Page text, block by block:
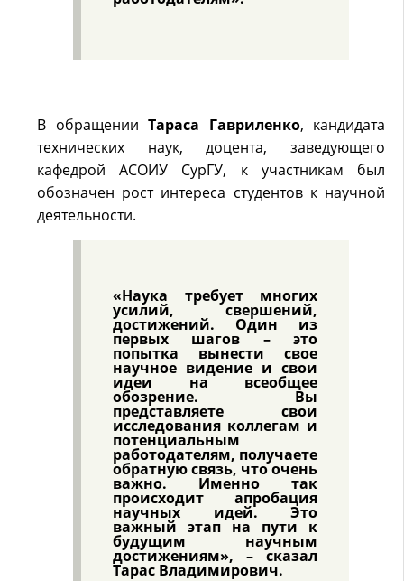
В обращении Тараса Гавриленко, кандидата
технических наук, доцента, заведующего
кафедрой АСОИУ СурГУ, к участникам был
обозначен рост интереса студентов к научной
деятельности.
«Наука требует многих
усилий, свершений,
достижений. Один из
первых шагов – это
попытка вынести свое
научное видение и свои
идеи на всеобщее
обозрение. Вы
представляете свои
исследования коллегам и
потенциальным
работодателям, получаете
обратную связь, что очень
важно. Именно так
происходит апробация
научных идей. Это
важный этап на пути к
будущим научным
достижениям», – сказал
Тарас Владимирович.